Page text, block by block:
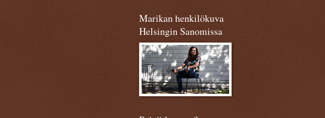
Marikan henkilökuva
Helsingin Sanomissa